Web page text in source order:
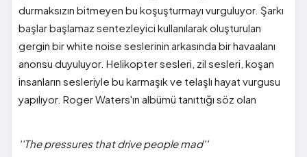
durmaksızın bitmeyen bu koşuşturmayı vurguluyor. Şarkı
başlar başlamaz sentezleyici kullanılarak oluşturulan
gergin bir white noise seslerinin arkasında bir havaalanı
anonsu duyuluyor. Helikopter sesleri, zil sesleri, koşan
insanların sesleriyle bu karmaşık ve telaşlı hayat vurgusu
yapılıyor. Roger Waters'ın albümü tanıttığı söz olan
''The pressures that drive people mad''